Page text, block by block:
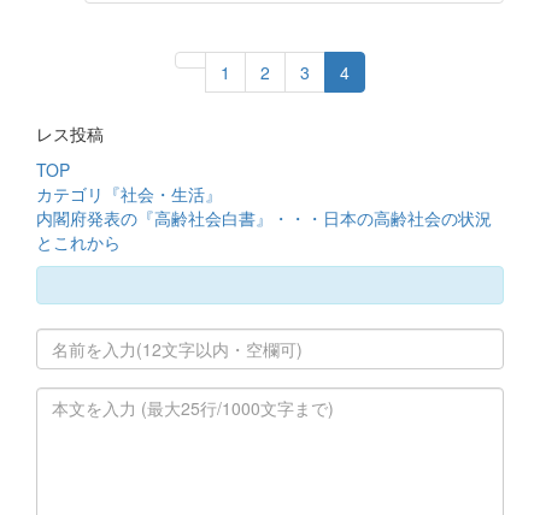
1 2 3 4
レス投稿
TOP
カテゴリ『社会・生活』
内閣府発表の『高齢社会白書』・・・日本の高齢社会の状況
とこれから